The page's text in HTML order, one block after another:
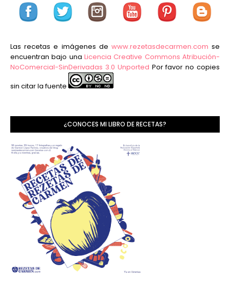
Las recetas e imágenes de www.rezetasdecarmen.com se
encuentran bajo una Licencia Creative Commons Atribución-
NoComercial-SinDerivadas 3.0 Unported Por favor no copies
sin citar la fuente
¿CONOCES MI LIBRO DE RECETAS?